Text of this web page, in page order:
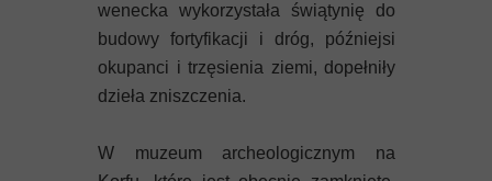
wenecka wykorzystała świątynię do
budowy fortyfikacji i dróg, późniejsi
okupanci i trzęsienia ziemi, dopełniły
dzieła zniszczenia.
W muzeum archeologicznym na